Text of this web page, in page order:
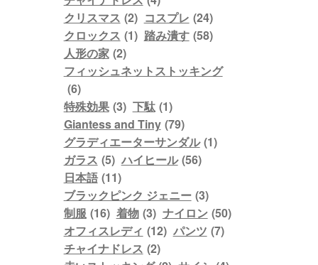
クリスマス (2) コスプレ (24)
クロックス (1) 踏み潰す (58)
人形の家 (2)
フィッシュネットストッキング
(6)
特殊効果 (3) 下駄 (1)
Giantess and Tiny (79)
グラディエーターサンダル (1)
ガラス (5) ハイヒール (56)
日本語 (11)
ブラックピンク ジェニー (3)
制服 (16) 着物 (3) ナイロン (50)
オフィスレディ (12) パンツ (7)
チャイナドレス (2)